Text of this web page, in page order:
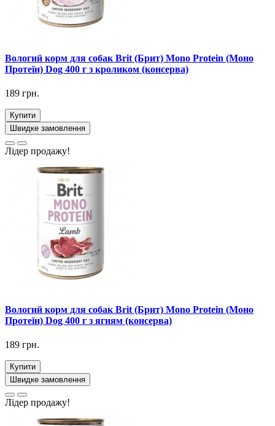
Вологий корм для собак Brit (Брит) Mono Protein (Моно
Протеїн) Dog 400 г з кроликом (консерва)
189 грн.
Купити
Швидке замовлення
Лідер продажу!
Вологий корм для собак Brit (Брит) Mono Protein (Моно
Протеїн) Dog 400 г з ягням (консерва)
189 грн.
Купити
Швидке замовлення
Лідер продажу!